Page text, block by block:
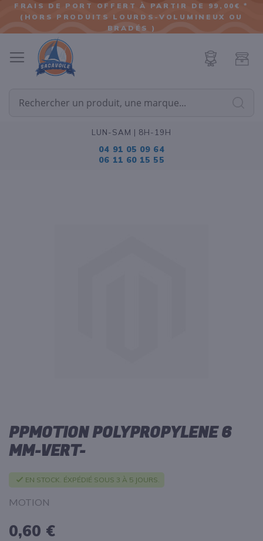
ALLER
AU
FRAIS DE PORT OFFERT À PARTIR DE 99,00€ *
(HORS PRODUITS LOURDS-VOLUMINEUX OU
BRADÉS )
LUN-SAM | 8H-19H
04 91 05 09 64
06 11 60 15 55
Passer
au
début
la
Galerie
d’images
PPMOTION POLYPROPYLENE 6
MM-VERT-
EN STOCK. ÉXPÉDIÉ SOUS 3 À 5 JOURS.
MOTION
0,60 €